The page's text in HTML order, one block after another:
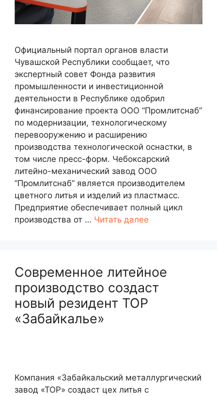
Официальный портал органов власти
Чувашской Республики сообщает, что
экспертный совет Фонда развития
промышленности и инвестиционной
деятельности в Республике одобрил
финансирование проекта ООО “Промлитснаб”
по модернизации, технологическому
перевооружению и расширению
производства технологической оснастки, в
том числе пресс-форм. Чебоксарский
литейно-механический завод ООО
“Промлитснаб” является производителем
цветного литья и изделий из пластмасс.
Предприятие обеспечивает полный цикл
производства от … Читать далее
Современное литейное
производство создаст
новый резидент ТОР
«Забайкалье»
Компания «Забайкальский металлургический
завод «ТОР» создаст цех литья с